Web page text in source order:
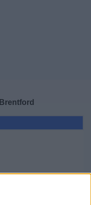
Brentford